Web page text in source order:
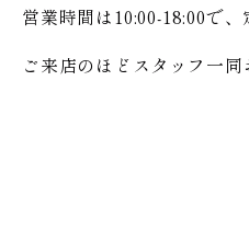
営業時間は10:00-18:00で
ご来店のほどスタッフ一同